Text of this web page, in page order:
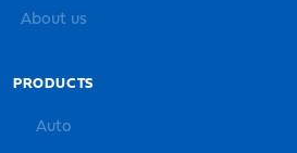
About us
PRODUCTS
Auto